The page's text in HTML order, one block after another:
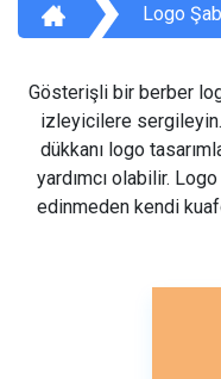
Logo
Gösterişli bir berber
izleyicilere
dükkanı logo
yardımcı olabilir.
edinmeden kendi